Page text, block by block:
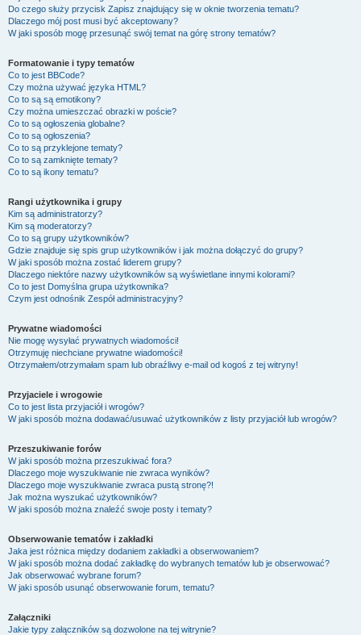
Do czego służy przycisk Zapisz znajdujący się w oknie tworzenia tematu?
Dlaczego mój post musi być akceptowany?
W jaki sposób mogę przesunąć swój temat na górę strony tematów?
Formatowanie i typy tematów
Co to jest BBCode?
Czy można używać języka HTML?
Co to są są emotikony?
Czy można umieszczać obrazki w poście?
Co to są ogłoszenia globalne?
Co to są ogłoszenia?
Co to są przyklejone tematy?
Co to są zamknięte tematy?
Co to są ikony tematu?
Rangi użytkownika i grupy
Kim są administratorzy?
Kim są moderatorzy?
Co to są grupy użytkowników?
Gdzie znajduje się spis grup użytkowników i jak można dołączyć do grupy?
W jaki sposób można zostać liderem grupy?
Dlaczego niektóre nazwy użytkowników są wyświetlane innymi kolorami?
Co to jest Domyślna grupa użytkownika?
Czym jest odnośnik Zespół administracyjny?
Prywatne wiadomości
Nie mogę wysyłać prywatnych wiadomości!
Otrzymuję niechciane prywatne wiadomości!
Otrzymałem/otrzymałam spam lub obraźliwy e-mail od kogoś z tej witryny!
Przyjaciele i wrogowie
Co to jest lista przyjaciół i wrogów?
W jaki sposób można dodawać/usuwać użytkowników z listy przyjaciół lub wrogów?
Przeszukiwanie forów
W jaki sposób można przeszukiwać fora?
Dlaczego moje wyszukiwanie nie zwraca wyników?
Dlaczego moje wyszukiwanie zwraca pustą stronę?!
Jak można wyszukać użytkowników?
W jaki sposób można znaleźć swoje posty i tematy?
Obserwowanie tematów i zakładki
Jaka jest różnica między dodaniem zakładki a obserwowaniem?
W jaki sposób można dodać zakładkę do wybranych tematów lub je obserwować?
Jak obserwować wybrane forum?
W jaki sposób usunąć obserwowanie forum, tematu?
Załączniki
Jakie typy załączników są dozwolone na tej witrynie?